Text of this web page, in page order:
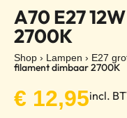
A70 E27
2700K
Shop › Lampen › E27
filament dimbaar 2700K
€ 12,95incl.